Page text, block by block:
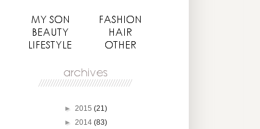
► 2015 (21)
► 2014 (83)